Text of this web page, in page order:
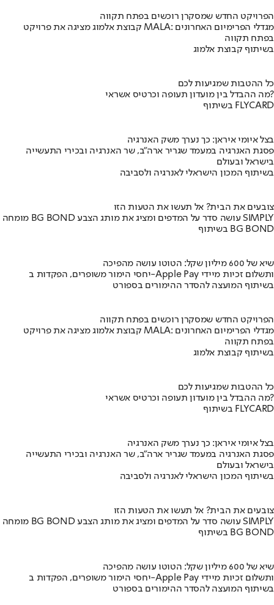
הפרויקט החדש שמסקרן רוכשים בפתח תקווה
קבוצת אלמוג מציגה את פרויקט MALA: מגדלי הפרימיום האחרונים
בפתח תקווה
בשיתוף קבוצת אלמוג
כל ההטבות שמגיעות לכם
מה ההבדל בין מועדון תעופה וכרטיס אשראי?
בשיתוף FLYCARD
בצל איומי איראן: כך נערך משק האנרגיה
פסגת האנרגיה במעמד שגריר ארה"ב, שר האנרגיה ובכירי התעשייה
בישראל ובעולם
בשיתוף המכון הישראלי לאנרגיה ולסביבה
צובעים את הבית? אל תעשו את הטעות הזו
מומחה BG BOND עושה סדר על המדפים ומציג את מותג הצבע SIMPLY
בשיתוף BG BOND
שיא של 600 מיליון שקל: הטוטו עושה מהפיכה
יחסי הימור משופרים, הפקדות ב-Apple Pay ותשלום זכיות מיידי
בשיתוף המועצה להסדר ההימורים בספורט
הפרויקט החדש שמסקרן רוכשים בפתח תקווה
קבוצת אלמוג מציגה את פרויקט MALA: מגדלי הפרימיום האחרונים
בפתח תקווה
בשיתוף קבוצת אלמוג
כל ההטבות שמגיעות לכם
מה ההבדל בין מועדון תעופה וכרטיס אשראי?
בשיתוף FLYCARD
בצל איומי איראן: כך נערך משק האנרגיה
פסגת האנרגיה במעמד שגריר ארה"ב, שר האנרגיה ובכירי התעשייה
בישראל ובעולם
בשיתוף המכון הישראלי לאנרגיה ולסביבה
צובעים את הבית? אל תעשו את הטעות הזו
מומחה BG BOND עושה סדר על המדפים ומציג את מותג הצבע SIMPLY
בשיתוף BG BOND
שיא של 600 מיליון שקל: הטוטו עושה מהפיכה
יחסי הימור משופרים, הפקדות ב-Apple Pay ותשלום זכיות מיידי
בשיתוף המועצה להסדר ההימורים בספורט